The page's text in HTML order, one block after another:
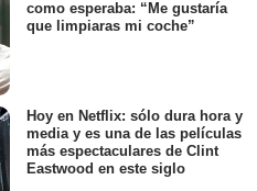
como esperaba: “Me gustaría
que limpiaras mi coche”
Hoy en Netflix: sólo dura hora y
media y es una de las películas
más espectaculares de Clint
Eastwood en este siglo